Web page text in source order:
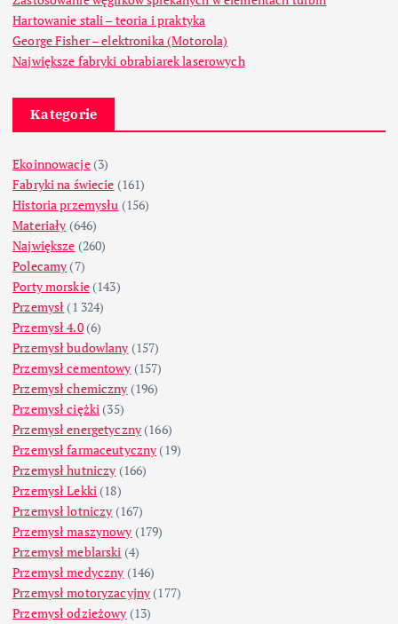
Hartowanie stali – teoria i praktyka
George Fisher – elektronika (Motorola)
Największe fabryki obrabiarek laserowych
Kategorie
Ekoinnowacje(3)
Fabryki na świecie (161)
Historia przemysłu (156)
Materiały (646)
Największe (260)
Polecamy (7)
Porty morskie(143)
Przemysł (1 324)
Przemysł 4.0(6)
Przemysł budowlany (157)
Przemysł cementowy (157)
Przemysł chemiczny (196)
Przemysł ciężki (35)
Przemysł energetyczny (166)
Przemysł farmaceutyczny (19)
Przemysł hutniczy (166)
Przemysł Lekki (18)
Przemysł lotniczy (167)
Przemysł maszynowy (179)
Przemysł meblarski (4)
Przemysł medyczny (146)
Przemysł motoryzacyjny (177)
Przemysł odzieżowy (13)